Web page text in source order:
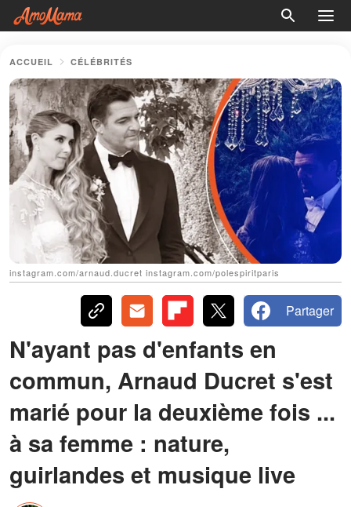
ACCUEIL CÉLÉBRITÉS
instagram.com/arnaud.ducret instagram.com/polespiritparis
Partager
N'ayant pas d'enfants en
commun, Arnaud Ducret s'est
marié pour la deuxième fois ...
à sa femme : nature,
guirlandes et musique live